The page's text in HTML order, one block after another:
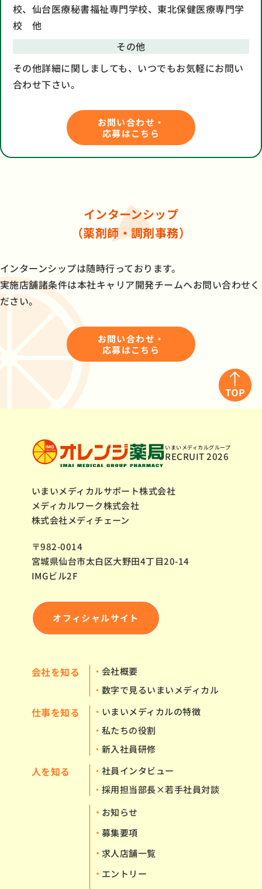
校、仙台医療秘書福祉専門学校、東北保健医療専門学
校 他
その他
その他詳細に関しましても、いつでもお気軽にお問い
合わせ下さい。
お問い合わせ・
応募はこちら
インターンシップ
（薬剤師・調剤事務）
インターンシップは随時行っております。
実施店舗諸条件は本社キャリア開発チームへお問い合わせく
ださい。
お問い合わせ・
応募はこちら
いまいメディカルグループ
RECRUIT2026
いまいメディカルサポート株式会社
メディカルワーク株式会社
株式会社メディチェーン
〒982-0014
宮城県仙台市太白区大野田4丁目20-14
IMGビル2F
オフィシャルサイト
会社を知る
会社概要
数字で見るいまいメディカル
仕事を知る
いまいメディカルの特徴
私たちの役割
新入社員研修
人を知る
社員インタビュー
採用担当部長×若手社員対談
お知らせ
募集要項
求人店舗一覧
エントリー